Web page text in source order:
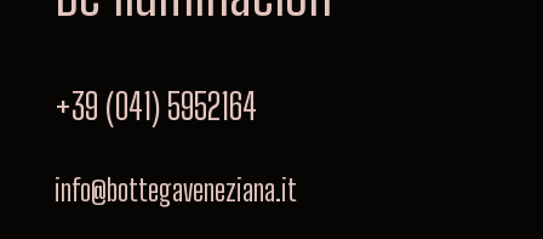
+39 (041) 5952164
info@bottegaveneziana.it